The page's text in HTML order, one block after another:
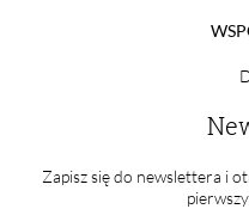
Zapisz się do newslettera i